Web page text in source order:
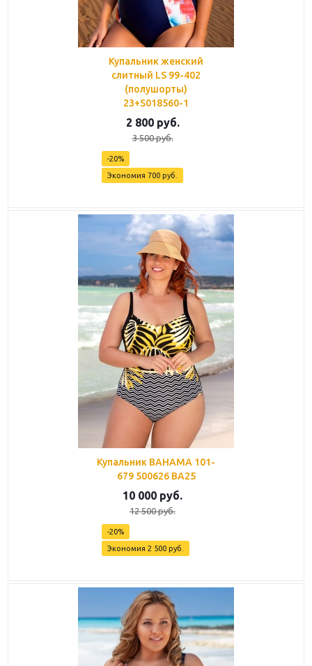
Купальник женский
слитный LS 99-402
(полушорты)
23+S018560-1
2 800руб.
3 500руб.
-20%
Экономия 700руб.
Купальник BAHAMA 101-
679 500626 BA25
10 000 руб.
12 500руб.
-20%
Экономия 2 500руб.